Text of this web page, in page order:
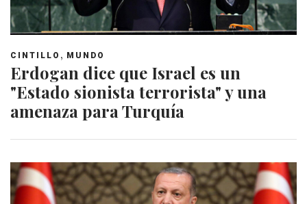
CINTILLO , MUNDO
Erdogan dice que Israel es un
"Estado sionista terrorista" y una
amenaza para Turquía